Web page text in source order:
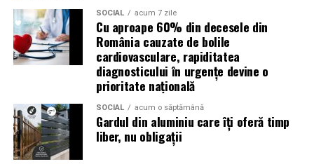
campanie, o arhivă de povești reale. Toate participantele
din prima rundă vor apărea pe prima pagină a
antreprenoare.rotimp de un an.
Campania #AlegSaFiuVizibila
continuă
„Aleg să fiu vizibilă” se extinde în noi orașe. Sesiunile de
SOCIAL acum 7 zile
Cu aproape 60% din decesele din
România cauzate de bolile
cardiovasculare, rapiditatea
diagnosticului în urgențe devine o
prioritate națională
SOCIAL acum o săptămână
Gardul din aluminiu care îți oferă timp
liber, nu obligații